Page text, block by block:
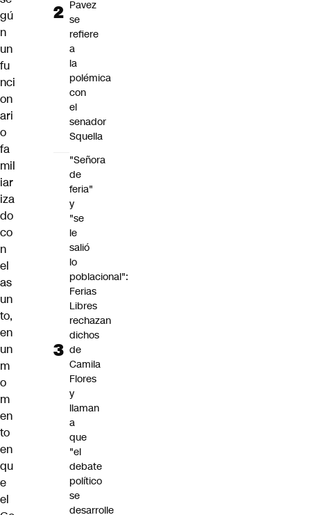
gú
n
un
fu
nci
on
ari
o
fa
mil
iar
iza
do
co
n
el
as
un
to,
en
un
m
o
m
en
to
en
qu
e
el
Pavez
se
refiere
a
la
polémica
con
el
senador
Squella
"Señora
de
feria"
y
"se
le
salió
lo
poblacional":
Ferias
Libres
rechazan
dichos
de
Camila
Flores
y
llaman
a
que
"el
debate
político
se
desarrolle